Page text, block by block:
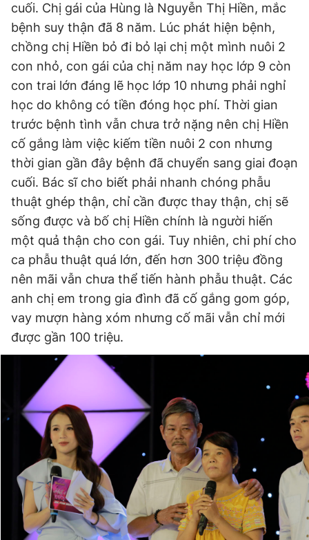
Theo dõi báo trên
Hotline
0906 645 777
Liên hệ quảng cáo
0908 780 404
Đặt báo Quảng cáo RSS Tòa soạn Chính sách bảo
Tổng biên tập: Nguyễn Ngọc Toàn
Phó tổng biên tập thường trực: Hải Thành
Phó tổng biên tập: Lâm Hiếu Dũng
Phó tổng biên tập: Trần Việt Hưng
Tổng thư ký tòa soạn: Đức Trung
Giấy phép xuất bản số 110/GP - BTTTT cấp ngày 24.3.2020
© 2003-2026 Bản quyền thuộc về Báo Thanh Niên. Cấm sao
chép dưới mọi hình thức nếu không có sự chấp thuận bằng văn
bản. Phát triển bởi ePi Technologies, JSC.
cuối. Chị gái của Hùng là Nguyễn Thị Hiền, mắc
bệnh suy thận đã 8 năm. Lúc phát hiện bệnh,
chồng chị Hiền bỏ đi bỏ lại chị một mình nuôi 2
con nhỏ, con gái của chị năm nay học lớp 9 còn
con trai lớn đáng lẽ học lớp 10 nhưng phải nghỉ
học do không có tiền đóng học phí. Thời gian
trước bệnh tình vẫn chưa trở nặng nên chị Hiền
cố gắng làm việc kiếm tiền nuôi 2 con nhưng
thời gian gần đây bệnh đã chuyển sang giai đoạn
cuối. Bác sĩ cho biết phải nhanh chóng phẫu
thuật ghép thận, chỉ cần được thay thận, chị sẽ
sống được và bố chị Hiền chính là người hiến
một quả thận cho con gái. Tuy nhiên, chi phí cho
ca phẫu thuật quá lớn, đến hơn 300 triệu đồng
nên mãi vẫn chưa thể tiến hành phẫu thuật. Các
anh chị em trong gia đình đã cố gắng gom góp,
vay mượn hàng xóm nhưng cố mãi vẫn chỉ mới
được gần 100 triệu.